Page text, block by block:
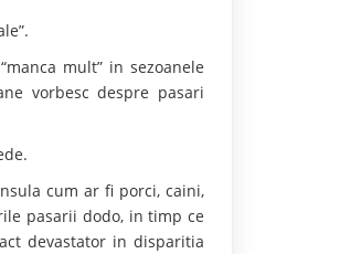
mult” in sezoanele
vorbesc despre pasari
cum ar fi porci, caini,
pasarii dodo, in timp ce
devastator in disparitia